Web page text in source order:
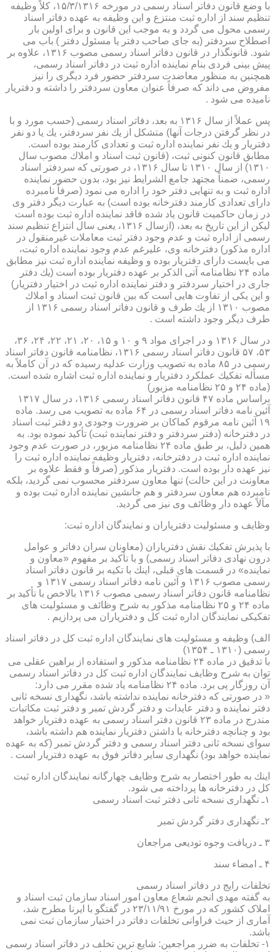
با وضع قانون دفاتر اسناد رسمی در مورخه ۱۵/۳/۱۳۱۶، كلاً وظیفه
تنظیم سند از اداره ثبت منتزع و این وظیفه به عهده دفاتر اسناد
رسمی محول می گردد و به موجب این قانون و برای اولین بار
اصطلاح سردفتر (به جای صاحب دفتر یا مسئول دفتر ) باب می
شود. قانونگذار در قانون دفاتر اسناد رسمی مصوب ۱۳۱۶، علاوه بر
پیش بینی فردی بنام نماینده اداره ثبت در دفاتر اسناد رسمی،
همچنین به منظور معاضدت سردفتر حضور فرد دیگری را نیز
مفروض می داند كه صرفاً عنوان معاون سردفتر را داشته و دفتریار
نامیده می شود .
پس عملاً از سال ۱۳۱۶ به بعد، دفاتر اسناد رسمی (حسب مورد و با
در نظر گرفتن درجات آنها) متشكل از یك نفر سردفتر، یك یا دو نفر
دفتریار و یك نفر نماینده اداره ثبت و تعدادی كارمند بوده است.
مطابق قانون كنونی ثبت، (قانون ثبت اسناد و املاك مصوب سال
۱۳۱۰) از سال ۱۳۱۰ تا سال ۱۳۱۶، در صورتی كه سردفتر اسناد
رسمی، ضمناً مجتهد جامع الشرایط نیز بود، بدون حضور نماینده
اداره ثبت و به تنهایی دفتر خود را اداره می نمود (صرفاً نامبرده
دارای تعدادی كارمند دفترخانه بوده است) به عبارت دیگر دفتر وی
در زمان حاكمیت قانون یاد شده فاقد نماینده اداره ثبت بوده است
لیكن از این تاریخ به بعد، (ازسال ۱۳۱۶، یعنی سال انتزاع تنظیم سند
رسمی از اداره ثبت و عدم وجود دفتر ثبت معاملات غیرمنقول در
اداره مذكور) دفترخانه وی، علیرغم عدم وجود نماینده اداره ثبت،
می بایست دارای دفتریار بوده و وظیفه نماینده اداره ثبت نیز مطابق
ماده ۲۴ نظامنامه آتی الذكر بر عهده دفتریار بوده است (یك دفتر
جاری در اختیار سردفتر و دفتر نماینده اداره ثبت در اختیار دفتریار)
و این یكی از تفاوت هایی است كه بین قانون ثبت اسناد و املاك
مصوب ۱۳۱۰ از یك طرف و قانون دفاتر اسناد رسمی ۱۳۱۶ از
طرف دیگر وجود داشته است .
در سال ۱۳۱۶ و در اجرای مواد ۹ و ۱۰ و ۱۵، ۲۰، ۲۱، ۲۲، ۲۴، ۳۶،
۵۳، ۵۷ قانون دفاتر اسناد رسمی ۱۳۱۶، نظامنامه قانون دفاتر اسناد
رسمی در ۸۵ ماده به تصویب وزارت عدلیه رسیده كه در آن كاملاً به
مسأله تفكیك عملكرد دفتریار و نماینده اداره ثبت اشاره شده است.
(ماده ۲۴ و ۲۵ نظامنامه مزبور)
براساس ماده ۴۷ قانون دفاتر اسناد رسمی ۱۳۱۶، در سال ۱۳۱۷
آئین نامه دفاتر اسناد رسمی در ۶۴ ماده به تصویب می رسد. ماده
۱۹ آئین نامه مرقوم كماكان بر ضرورت وجودی دو دفتر ثبت اسناد
در دفترخانه (دفتر سردفتر و دفتر نماینده ثبت) تأكید نموده بود. به
همین دلیل، بر طبق ماده ۲۴ نظامنامه مزبور، در صورت عدم وجود
نماینده اداره ثبت در دفترخانه، دفتریار وظیفه نماینده اداره ثبت را
نیز عهده دار بوده است. دفتریار مذكور (صرفاً و فقط علاوه بر
معاونت در این حالت) تنها معاون سردفتر محسوب نمی گردید، بلكه
نامبرده هم معاون سردفتر و هم جانشین نماینده اداره ثبت بوده و
مآلاً عهده دار وظائف وی نیز می گردید.
وظایف و مسئولیت دفتریاران و نمایندگان اداره ثبت:
با پذیرش تفكیك نقش دفتریاران (معاونان سران دفاتر و عوامل
درون نهادی دفاتر اسناد رسمی) و با تأكید بر مفهوم «معاون و
نماینده» در قسمت های قبلی، اینك با تكیه بر قانون دفاتر اسناد
رسمی مصوب ۱۳۱۶ و آئین نامه دفاتر اسناد رسمی ۱۳۱۷ و
نظامنامه قانون دفاتر اسناد رسمی مصوب ۱۳۱۶ بالاخص با تأكید بر
ماده ۲۴ و ۲۵ نظامنامه مذكور به شرح وظائف و مسئولیت های
تفكیكی نمایندگان اداره ثبت كل و دفتریاران می پردازیم .
الف) وظیفه و مسئولیت های نمایندگان اداره ثبت كل در دفاتر اسناد
رسمی (۱۳۱۰ ـ ۱۳۵۴)
با تدقیق در ماده ۲۴ نظامنامه مذكور و استفاده از براهین عقلی می
توان به شرح وظایف نمایندگان اداره ثبت كل در دفاتر اسناد رسمی
آن روزگار پی برد. ماده ۲۴ نظامنامه یاد شده مقرر می دارد:
« در صورتی كه دفترخانه نماینده نداشته باشد، نگهداری نسخه ثانی
دفتر نماینده و دفتر عایدات و دفتر گردش تمبر و دفتر ثبت مكاتبات
مندرج در ماده ۲۳ قانون دفتر اسناد رسمی به عهده دفتریار خواهد
بود و چنانچه دفترخانه با داشتن دفتریار نماینده هم داشته باشد،
سوای نسخه ثانی دفتر اسناد رسمی و دفتر گردش تمبر (كه به عهده
نماینده خواهد بود) نگهداری سایر دفاتر فوق به عهده دفتریار است .
اینك به طور اختصار به شرح وظایف چهارگانه نمایندگان اداره ثبت
كل در دفترخانه ها پرداخته می شود.
۱ـ نگهداری نسخه ثانی دفتر ثبت اسناد رسمی
۲ـ نگهداری دفتر گردش تمبر
۳ ـ دریافت وجوه تودیعی مراجعان
۴ ـ امضاء سند
تخلفات رایج در دفاتر اسناد رسمی
به گفته مهدی انجم شعاع معاون امور اسناد سازمان ثبت اسناد و
املاک کشور که در مورخ ۲۳/۱۱/۹۱ در گفتگو با ایرنا مطرح شد،
آماری از حیث فراوانی تخلفات دفاتر در اختیار سازمان ثبت نمی
باشد.
۱- تخلفات به ضرر مراجعین: شایع ترین تخلف در دفاتر اسناد رسمی